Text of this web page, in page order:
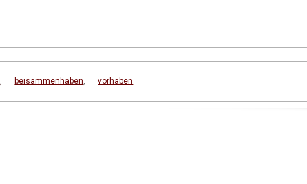
, beisammenhaben, vorhaben